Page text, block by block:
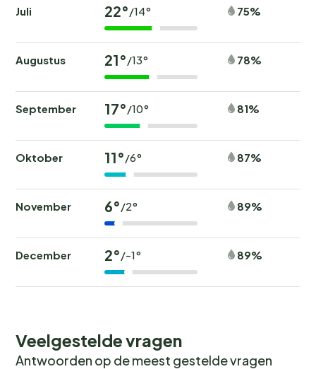
Juli 22°/14° 75%
Augustus 21°/13° 78%
September 17°/10° 81%
Oktober 11°/6° 87%
November 6°/2° 89%
December 2°/-1° 89%
Veelgestelde vragen
Antwoorden op de meest gestelde vragen